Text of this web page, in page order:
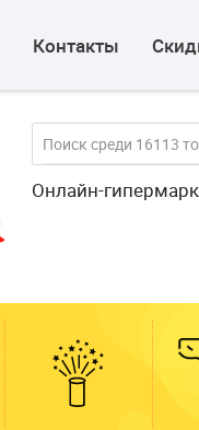
Контакты
Онлайн-